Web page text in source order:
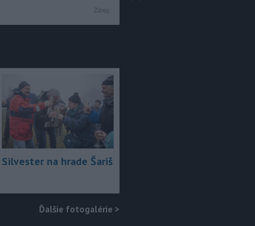
Zdroj:
Silvester na hrade Šariš
Ďalšie fotogalérie >